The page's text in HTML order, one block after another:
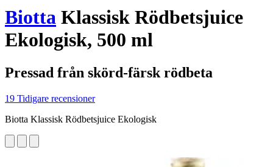
Biotta Klassisk Rödbetsjuice
Ekologisk, 500 ml
Pressad från skörd-färsk rödbeta
19 Tidigare recensioner
Biotta Klassisk Rödbetsjuice Ekologisk